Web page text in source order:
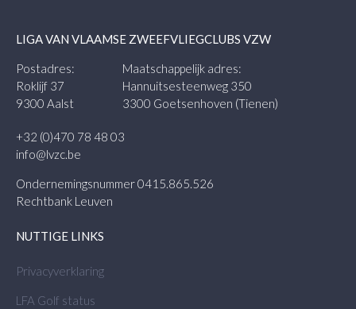
LIGA VAN VLAAMSE ZWEEFVLIEGCLUBS VZW
Postadres:
Roklijf 37
9300 Aalst
Maatschappelijk adres:
Hannuitsesteenweg 350
3300 Goetsenhoven (Tienen)
+32 (0)470 78 48 03
info@lvzc.be
Ondernemingsnummer 0415.865.526
Rechtbank Leuven
NUTTIGE LINKS
Privacyverklaring
LFA Golf status